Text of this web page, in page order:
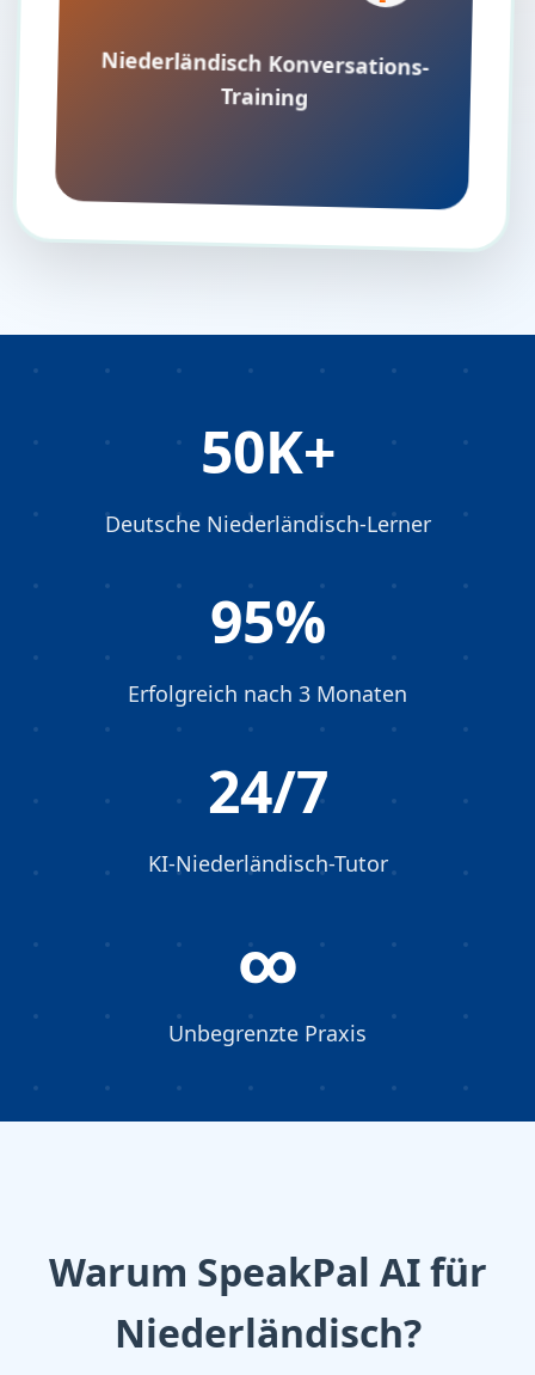
Niederländisch Konversations-
Training
50K+
Deutsche Niederländisch-Lerner
95%
Erfolgreich nach 3 Monaten
24/7
KI-Niederländisch-Tutor
∞
Unbegrenzte Praxis
Warum SpeakPal AI für
Niederländisch?